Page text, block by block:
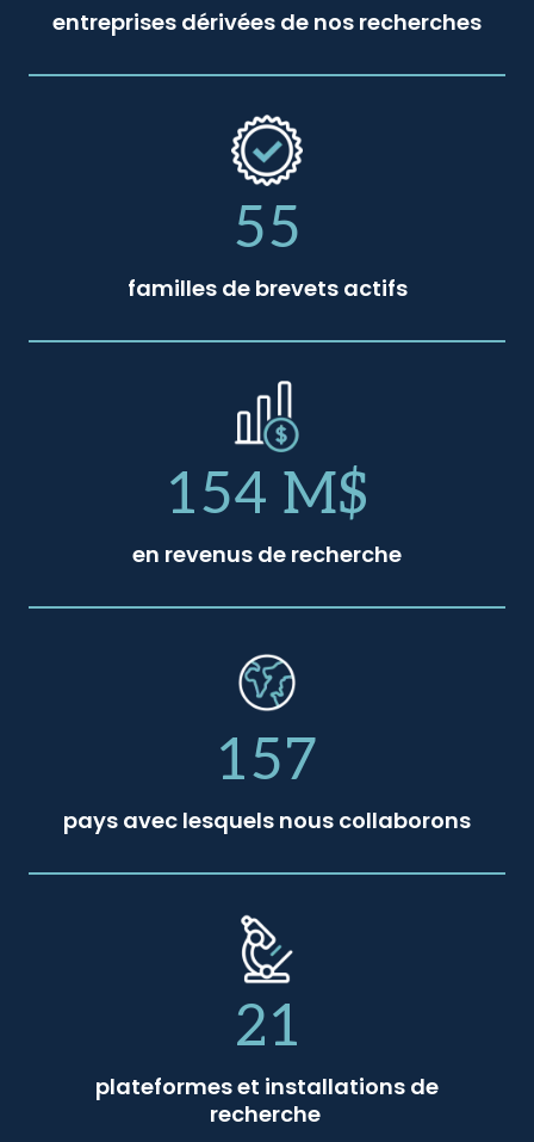
entreprises dérivées de nos recherches
55
familles de brevets actifs
154 M$
en revenus de recherche
157
pays avec lesquels nous collaborons
21
plateformes et installations de
recherche